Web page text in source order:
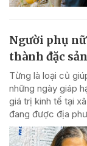
Người phụ
thành đặc
Từng là loại củ
những ngày giáp
giá trị kinh tế tại
đang được địa